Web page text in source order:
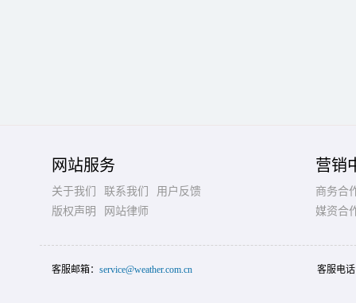
网站服务
关于我们 联系我们
用户反馈
版权声明
网站律师
营销
商务合
媒资合
客服邮箱： service@weather.com.cn 客服电